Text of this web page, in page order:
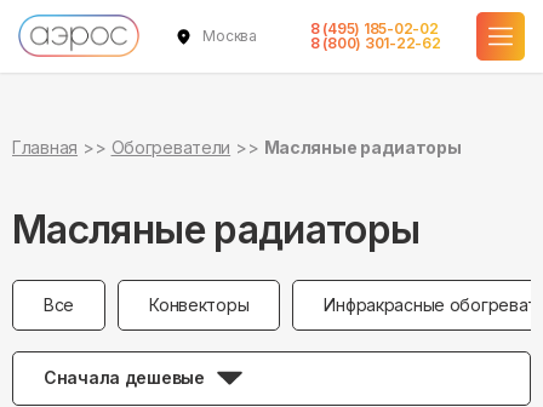
Москва
8 (495) 185-02-02
8 (800) 301-22-62
Главная Обогреватели Масляные радиаторы
Масляные радиаторы
Все Конвекторы Инфракрасные
Сначала дешевые